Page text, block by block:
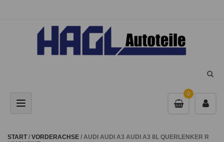
0
Toggle navigation
START/ VORDERACHSE / AUDI AUDI A3 AUDI A3 8L QUERLENKER R